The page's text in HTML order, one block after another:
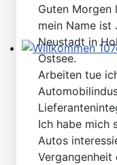
Willkommen 107er
Guten Morgen
mein Name ist
Neustadt in
Ostsee.
Arbeiten tue
Ich habe mich
Autos